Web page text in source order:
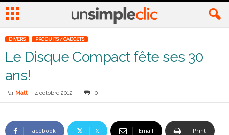
DIVERS PRODUITS / GADGETS
Le Disque Compact fête ses 30
ans!
Par Matt - 4 octobre 2012 0
Facebook X Email Print